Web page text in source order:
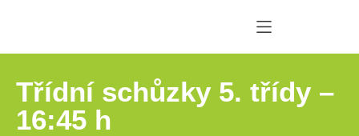
Třídní schůzky 5. třídy –
16:45 h